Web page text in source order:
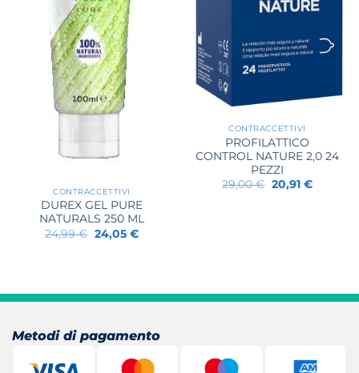
CONTRACCETTIVI
DUREX GEL PURE
NATURALS 250 ML
24,99€ Il
prezzo
24,05 €Il
CONTRACCETTIVI
PROFILATTICO
CONTROL NATURE 2,0 24
PEZZI
29,00€ Il
prezzo
20,91 €Il
Metodi di pagamento